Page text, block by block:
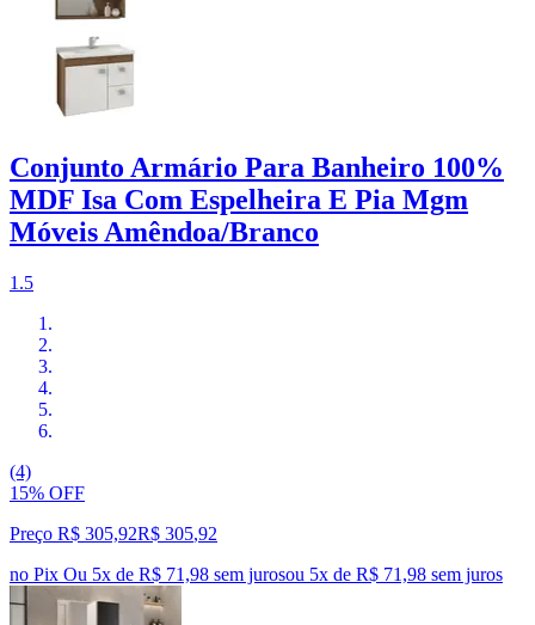
Conjunto Armário Para Banheiro 100%
MDF Isa Com Espelheira E Pia Mgm
Móveis Amêndoa/Branco
1.5
(4)
15% OFF
Preço R$ 305,92R$ 305,92
no Pix Ou 5x de R$ 71,98 sem jurosou 5x de R$ 71,98 sem juros